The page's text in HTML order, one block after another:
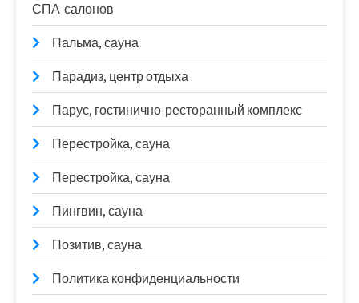
СПА-салонов
Пальма, сауна
Парадиз, центр отдыха
Парус, гостинично-ресторанный комплекс
Перестройка, сауна
Перестройка, сауна
Пингвин, сауна
Позитив, сауна
Политика конфиденциальности